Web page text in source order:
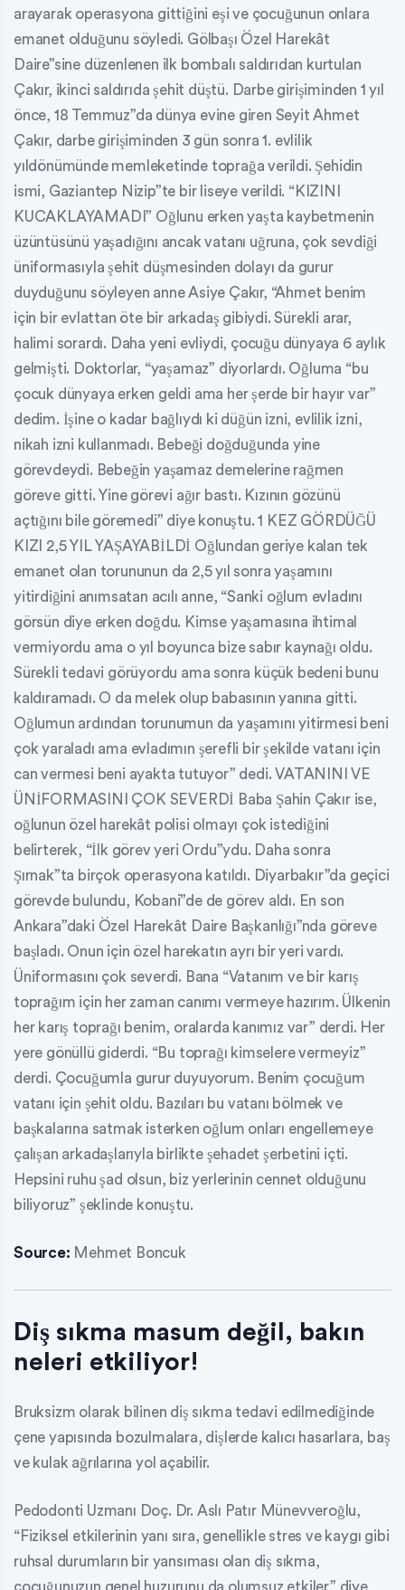
arayarak operasyona gittiğini eşi ve çocuğunun onlara
emanet olduğunu söyledi. Gölbaşı Özel Harekât
Daire”sine düzenlenen ilk bombalı saldırıdan kurtulan
Çakır, ikinci saldırıda şehit düştü. Darbe girişiminden 1 yıl
önce, 18 Temmuz”da dünya evine giren Seyit Ahmet
Çakır, darbe girişiminden 3 gün sonra 1. evlilik
yıldönümünde memleketinde toprağa verildi. Şehidin
ismi, Gaziantep Nizip”te bir liseye verildi. “KIZINI
KUCAKLAYAMADI” Oğlunu erken yaşta kaybetmenin
üzüntüsünü yaşadığını ancak vatanı uğruna, çok sevdiği
üniformasıyla şehit düşmesinden dolayı da gurur
duyduğunu söyleyen anne Asiye Çakır, “Ahmet benim
için bir evlattan öte bir arkadaş gibiydi. Sürekli arar,
halimi sorardı. Daha yeni evliydi, çocuğu dünyaya 6 aylık
gelmişti. Doktorlar, “yaşamaz” diyorlardı. Oğluma “bu
çocuk dünyaya erken geldi ama her şerde bir hayır var”
dedim. İşine o kadar bağlıydı ki düğün izni, evlilik izni,
nikah izni kullanmadı. Bebeği doğduğunda yine
görevdeydi. Bebeğin yaşamaz demelerine rağmen
göreve gitti. Yine görevi ağır bastı. Kızının gözünü
açtığını bile göremedi” diye konuştu. 1 KEZ GÖRDÜĞÜ
KIZI 2,5 YIL YAŞAYABİLDİ Oğlundan geriye kalan tek
emanet olan torununun da 2,5 yıl sonra yaşamını
yitirdiğini anımsatan acılı anne, “Sanki oğlum evladını
görsün diye erken doğdu. Kimse yaşamasına ihtimal
vermiyordu ama o yıl boyunca bize sabır kaynağı oldu.
Sürekli tedavi görüyordu ama sonra küçük bedeni bunu
kaldıramadı. O da melek olup babasının yanına gitti.
Oğlumun ardından torunumun da yaşamını yitirmesi beni
çok yaraladı ama evladımın şerefli bir şekilde vatanı için
can vermesi beni ayakta tutuyor” dedi. VATANINI VE
ÜNİFORMASINI ÇOK SEVERDİ Baba Şahin Çakır ise,
oğlunun özel harekât polisi olmayı çok istediğini
belirterek, “İlk görev yeri Ordu”ydu. Daha sonra
Şırnak”ta birçok operasyona katıldı. Diyarbakır”da geçici
görevde bulundu, Kobani”de de görev aldı. En son
Ankara”daki Özel Harekât Daire Başkanlığı”nda göreve
başladı. Onun için özel harekatın ayrı bir yeri vardı.
Üniformasını çok severdi. Bana “Vatanım ve bir karış
toprağım için her zaman canımı vermeye hazırım. Ülkenin
her karış toprağı benim, oralarda kanımız var” derdi. Her
yere gönüllü giderdi. “Bu toprağı kimselere vermeyiz”
derdi. Çocuğumla gurur duyuyorum. Benim çocuğum
vatanı için şehit oldu. Bazıları bu vatanı bölmek ve
başkalarına satmak isterken oğlum onları engellemeye
çalışan arkadaşlarıyla birlikte şehadet şerbetini içti.
Hepsini ruhu şad olsun, biz yerlerinin cennet olduğunu
biliyoruz” şeklinde konuştu.
Source: Mehmet Boncuk
Diş sıkma masum değil, bakın
neleri etkiliyor!
Bruksizm olarak bilinen diş sıkma tedavi edilmediğinde
çene yapısında bozulmalara, dişlerde kalıcı hasarlara, baş
ve kulak ağrılarına yol açabilir.
Pedodonti Uzmanı Doç. Dr. Aslı Patır Münevveroğlu,
“Fiziksel etkilerinin yanı sıra, genellikle stres ve kaygı gibi
ruhsal durumların bir yansıması olan diş sıkma,